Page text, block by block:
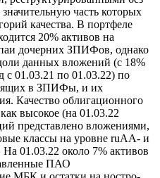
часть которых
качества. В портфеле
20% активов на
дочерних ЗПИФов, однако
данных вложений (с 18%
с 01.03.21 по 01.03.22) по
в ЗПИФы, и их
Качество облигационного
высокое (на 01.03.22
представлено вложениями,
классы на уровне ruAA- и
01.03.22 около 7% активов
ПАО